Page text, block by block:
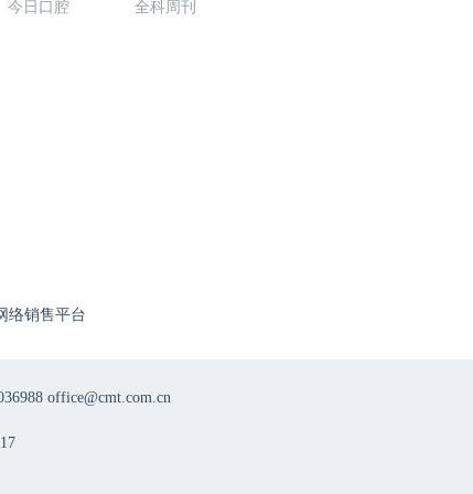
今日口腔 全科周刊
络销售平台
office@cmt.com.cn